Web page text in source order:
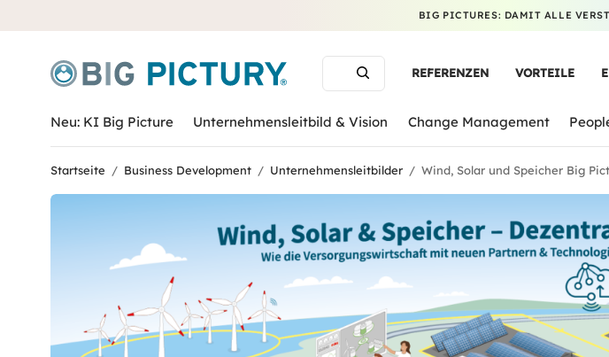
BIG PICTURES: DAMIT ALLE
REFERENZEN VORTEILE
Neu: KI Big Picture Unternehmensleitbild & Vision Change Management
Startseite / Business Development / Unternehmensleitbilder / Wind, Solar und Speicher Big